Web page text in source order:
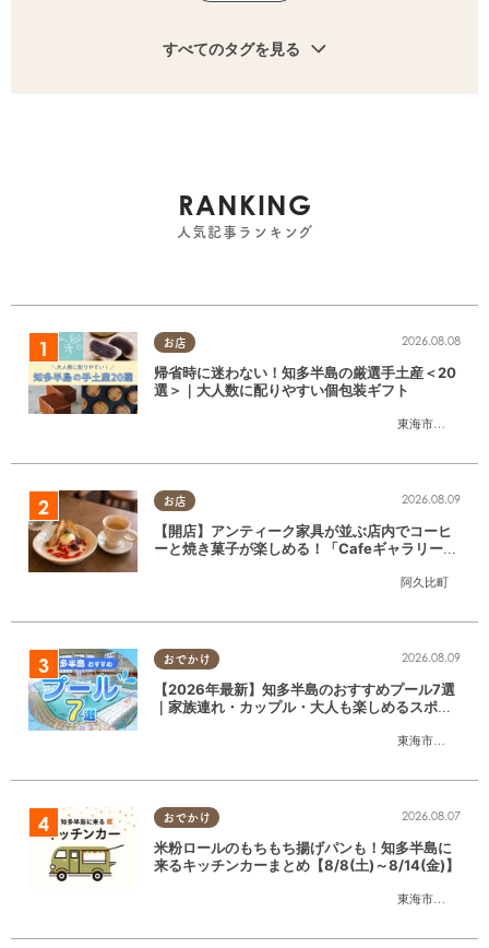
すべてのタグを見る
RANKING
人気記事ランキング
お店
東海市
,大府市
2026.08.08
帰省時に迷わない！知多半島の厳選手土産＜20
選＞｜大人数に配りやすい個包装ギフト
お店
阿久比町
2026.08.09
【開店】アンティーク家具が並ぶ店内でコーヒ
ーと焼き菓子が楽しめる！「CafeギャラリーA
おでかけ
東海市
,大府市
2026.08.09
【2026年最新】知多半島のおすすめプール7選
｜家族連れ・カップル・大人も楽しめるスポッ
おでかけ
東海市
,大府市
2026.08.07
米粉ロールのもちもち揚げパンも！知多半島に
来るキッチンカーまとめ【8/8(土)～8/14(金)】